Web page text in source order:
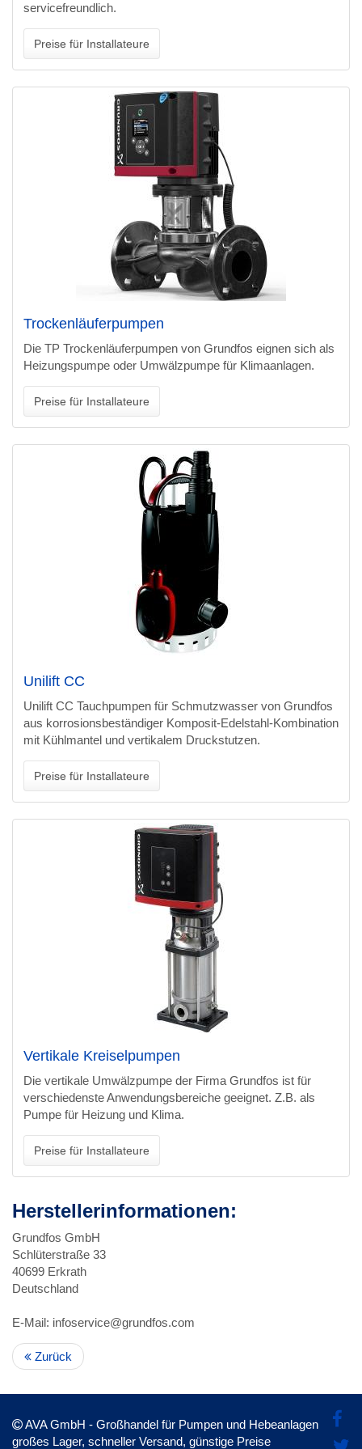
servicefreundlich.
Preise für Installateure
Trockenläuferpumpen
Die TP Trockenläuferpumpen von Grundfos eignen sich als
Heizungspumpe oder Umwälzpumpe für Klimaanlagen.
Preise für Installateure
Unilift CC
Unilift CC Tauchpumpen für Schmutzwasser von Grundfos
aus korrosionsbeständiger Komposit-Edelstahl-Kombination
mit Kühlmantel und vertikalem Druckstutzen.
Preise für Installateure
Vertikale Kreiselpumpen
Die vertikale Umwälzpumpe der Firma Grundfos ist für
verschiedenste Anwendungsbereiche geeignet. Z.B. als
Pumpe für Heizung und Klima.
Preise für Installateure
Herstellerinformationen:
Grundfos GmbH
Schlüterstraße 33
40699 Erkrath
Deutschland
E-Mail: infoservice@grundfos.com
Zurück
AVA GmbH - Großhandel für Pumpen und Hebeanlagen
großes Lager, schneller Versand, günstige Preise